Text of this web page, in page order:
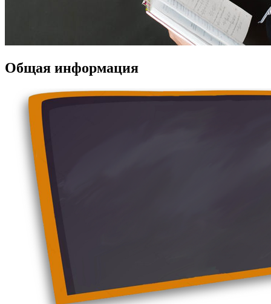
Общая информация